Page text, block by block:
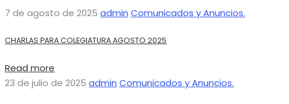
7 de agosto de 2025 admin Comunicados y Anuncios.
CHARLAS PARA COLEGIATURA AGOSTO 2025
Read more
23 de julio de 2025 admin Comunicados y Anuncios.